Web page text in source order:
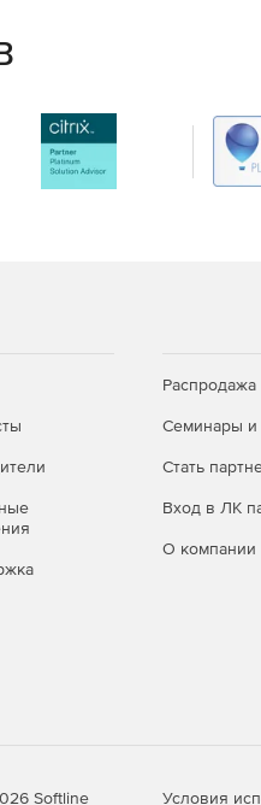
Распродажа
Семинары и
Стать
Вход в ЛК
О компании
Softline Условия